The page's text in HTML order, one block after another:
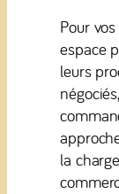
Pour
espace
leurs
la